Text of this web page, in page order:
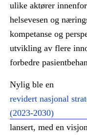
ulike aktører
helsevesen og
kompetanse og
utvikling av flere
forbedre
Nylig ble en
revidert nasjonal
(2023-2030)
lansert, med en